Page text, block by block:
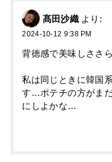
髙田沙織 より:
2024-10-12 9:38 PM
背徳感で美味しささ
私は同じときに韓国
す…ポテチの方がま
にしよかな…